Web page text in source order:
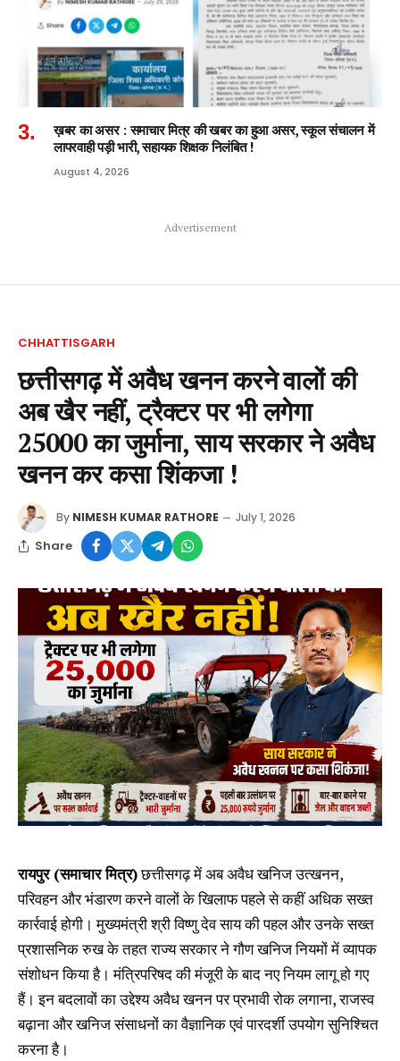
ख़बर का असर : समाचार मित्र की खबर का हुआ असर, स्कूल संचालन में
लापरवाही पड़ी भारी, सहायक शिक्षक निलंबित !
August 4, 2026
Advertisement
CHHATTISGARH
छत्तीसगढ़ में अवैध खनन करने वालों की
अब खैर नहीं, ट्रैक्टर पर भी लगेगा
25000 का जुर्माना, साय सरकार ने अवैध
खनन कर कसा शिंकजा !
By NIMESH KUMAR RATHORE July 1, 2026
Share
रायपुर (समाचार मित्र)छत्तीसगढ़ में अब अवैध खनिज उत्खनन,
परिवहन और भंडारण करने वालों के खिलाफ पहले से कहीं अधिक सख्त
कार्रवाई होगी। मुख्यमंत्री श्री विष्णु देव साय की पहल और उनके सख्त
प्रशासनिक रुख के तहत राज्य सरकार ने गौण खनिज नियमों में व्यापक
संशोधन किया है। मंत्रिपरिषद की मंजूरी के बाद नए नियम लागू हो गए
हैं। इन बदलावों का उद्देश्य अवैध खनन पर प्रभावी रोक लगाना, राजस्व
बढ़ाना और खनिज संसाधनों का वैज्ञानिक एवं पारदर्शी उपयोग सुनिश्चित
करना है।